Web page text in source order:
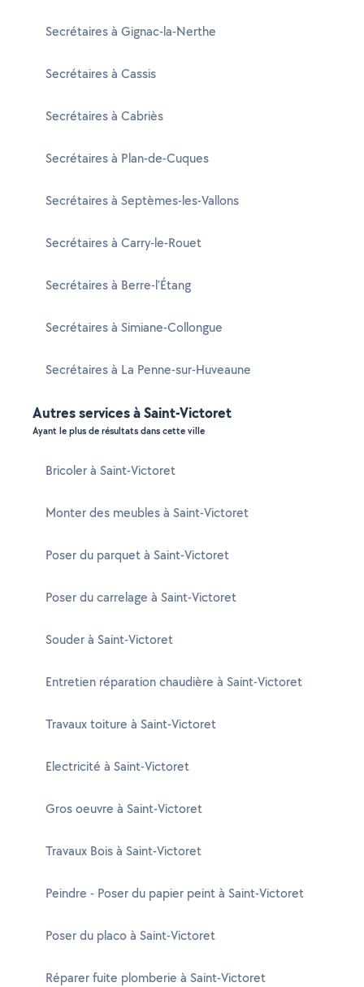
Secrétaires à Gignac-la-Nerthe
Secrétaires à Cassis
Secrétaires à Cabriès
Secrétaires à Plan-de-Cuques
Secrétaires à Septèmes-les-Vallons
Secrétaires à Carry-le-Rouet
Secrétaires à Berre-l'Étang
Secrétaires à Simiane-Collongue
Secrétaires à La Penne-sur-Huveaune
Autres services à Saint-Victoret
Ayant le plus de résultats dans cette ville
Bricoler à Saint-Victoret
Monter des meubles à Saint-Victoret
Poser du parquet à Saint-Victoret
Poser du carrelage à Saint-Victoret
Souder à Saint-Victoret
Entretien réparation chaudière à Saint-Victoret
Travaux toiture à Saint-Victoret
Electricité à Saint-Victoret
Gros oeuvre à Saint-Victoret
Travaux Bois à Saint-Victoret
Peindre - Poser du papier peint à Saint-Victoret
Poser du placo à Saint-Victoret
Réparer fuite plomberie à Saint-Victoret